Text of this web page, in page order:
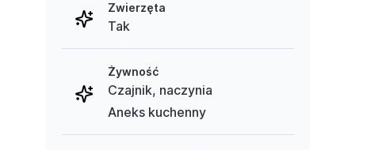
Zwierzęta
Tak
Żywność
Czajnik, naczynia
Aneks kuchenny